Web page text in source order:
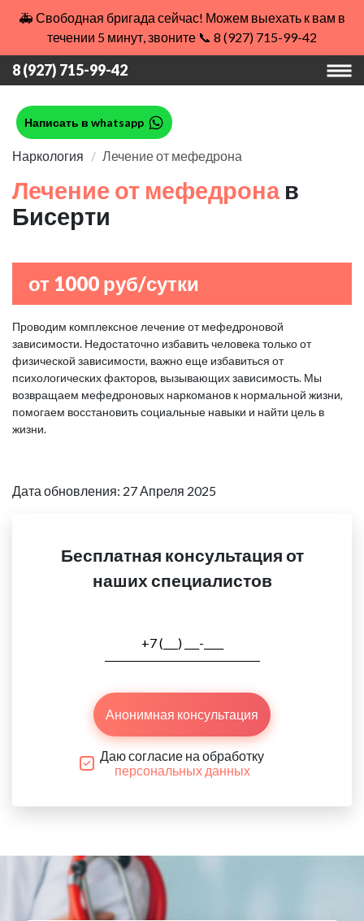
🚑 Свободная бригада сейчас! Можем выехать к вам в
течении 5 минут, звоните 📞 8 (927) 715-99-42
8 (927) 715-99-42
Написать в whatsapp
Наркология Лечение от мефедрона
Лечение от мефедрона в
Бисерти
от 1000 руб/сутки
Проводим комплексное лечение от мефедроновой
зависимости. Недостаточно избавить человека только от
физической зависимости, важно еще избавиться от
психологических факторов, вызывающих зависимость. Мы
возвращаем мефедроновых наркоманов к нормальной жизни,
помогаем восстановить социальные навыки и найти цель в
жизни.
Дата обновления: 27 Апреля 2025
Бесплатная консультация от
наших специалистов
Анонимная консультация
Даю согласие на обработку
персональных данных